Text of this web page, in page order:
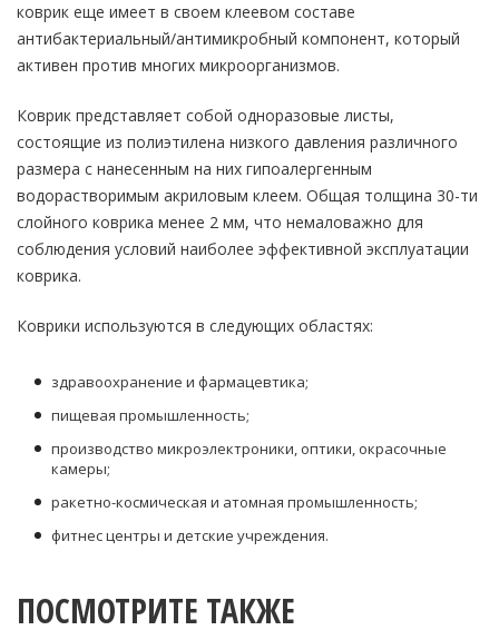
коврик еще имеет в своем клеевом составе
антибактериальный/антимикробный компонент, который
активен против многих микроорганизмов.
Коврик представляет собой одноразовые листы,
состоящие из полиэтилена низкого давления различного
размера с нанесенным на них гипоалергенным
водорастворимым акриловым клеем. Общая толщина 30-ти
слойного коврика менее 2 мм, что немаловажно для
соблюдения условий наиболее эффективной эксплуатации
коврика.
Коврики используются в следующих областях:
здравоохранение и фармацевтика;
пищевая промышленность;
производство микроэлектроники, оптики, окрасочные
камеры;
ракетно-космическая и атомная промышленность;
фитнес центры и детские учреждения.
ПОСМОТРИТЕ ТАКЖЕ